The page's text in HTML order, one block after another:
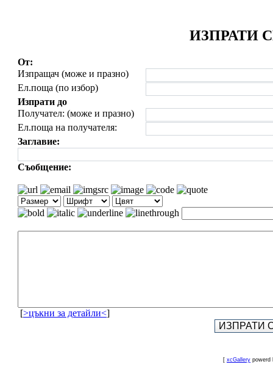
ИЗПРАТИ
От:
Изпращач (може и празно)
Ел.поща (по избор)
Изпрати до
Получател: (може и празно)
Ел.поща на получателя:
Заглавие:
Съобщение:
[>цъкни за детайли<]
[ xcGallery